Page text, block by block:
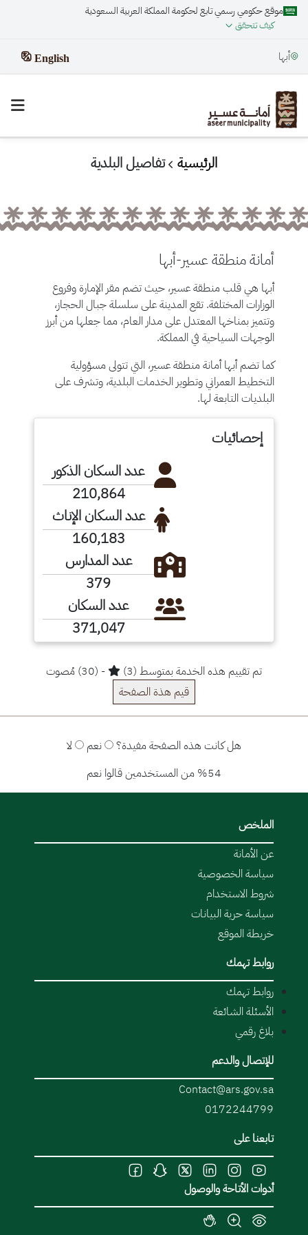
موقع حكومي رسمي تابع لحكومة المملكة العربية السعودية
كيف تتحقق
أبها English
الرئيسية تفاصيل البلدية
أمانة منطقة عسير-أبها
أبها هي قلب منطقة عسير، حيث تضم مقر الإمارة وفروع
الوزارات المختلفة. تقع المدينة على سلسلة جبال الحجاز،
وتتميز بمناخها المعتدل على مدار العام، مما جعلها من أبرز
الوجهات السياحية في المملكة.
كما تضم أبها أمانة منطقة عسير، التي تتولى مسؤولية
التخطيط العمراني وتطوير الخدمات البلدية، وتشرف على
البلديات التابعة لها.
إحصائيات
عدد السكان الذكور
210,864
عدد السكان الإناث
160,183
عدد المدارس
379
عدد السكان
371,047
تم تقييم هذه الخدمة بمتوسط (3)
- (30) مُصوت
قيم هذة الصفحة
هل كانت هذه الصفحة مفيدة؟ نعم
لا
%54 من المستخدمين قالوا نعم
الملخص
عن الأمانة
سياسة الخصوصية
شروط الاستخدام
سياسة حرية البيانات
خريطة الموقع
روابط تهمك
روابط تهمك
الأسئلة الشائعة
بلاغ رقمي
للإتصال والدعم
Contact@ars.gov.sa
0172244799
تابعنا على
أدوات الأتاحة والوصول